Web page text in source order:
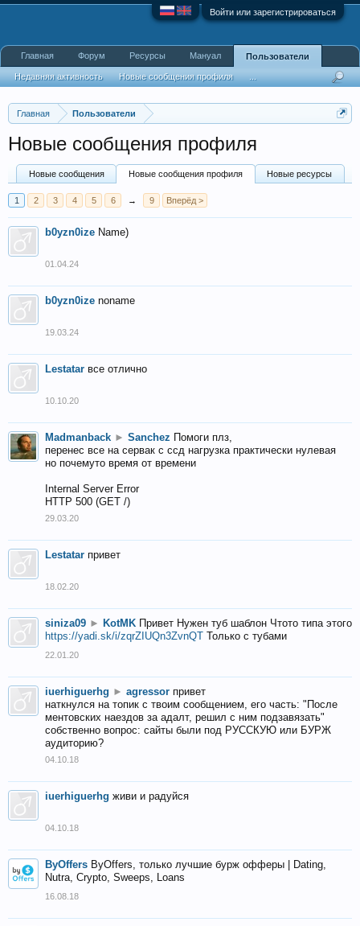
Войти или зарегистрироваться
Главная Пользователи
Новые сообщения профиля
Новые сообщения Новые сообщения профиля Новые ресурсы
1 2 3 4 5 6 → 9 Вперёд >
b0yzn0ize Name)
01.04.24
b0yzn0ize noname
19.03.24
Lestatar все отлично
10.10.20
Madmanback ► Sanchez Помоги плз,
перенес все на сервак с ссд нагрузка практически нулевая
но почемуто время от времени
Internal Server Error
HTTP 500 (GET /)
29.03.20
Lestatar привет
18.02.20
siniza09 ► KotMK Привет Нужен туб шаблон Чтото типа этого
https://yadi.sk/i/zqrZIUQn3ZvnQT Только с тубами
22.01.20
iuerhiguerhg ► agressor привет
наткнулся на топик с твоим сообщением, его часть: "После
ментовских наездов за адалт, решил с ним подзавязать"
собственно вопрос: сайты были под РУССКУЮ или БУРЖ
аудиторию?
04.10.18
iuerhiguerhg живи и радуйся
04.10.18
ByOffers ByOffers, только лучшие бурж офферы | Dating,
Nutra, Crypto, Sweeps, Loans
16.08.18
Главная Форум Ресурсы Мануал Пользователи
Недавняя активность Новые сообщения профиля